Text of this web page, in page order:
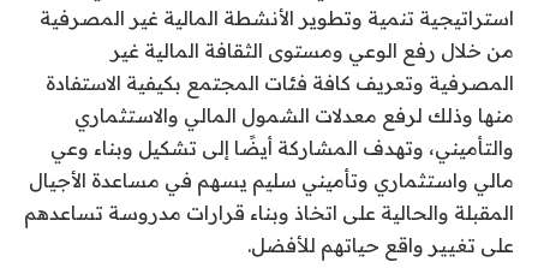
استراتيجية تنمية وتطوير الأنشطة المالية غير المصرفية
من خلال رفع الوعي ومستوى الثقافة المالية غير
المصرفية وتعريف كافة فئات المجتمع بكيفية الاستفادة
منها وذلك لرفع معدلات الشمول المالي والاستثماري
والتأميني، وتهدف المشاركة أيضًا إلى تشكيل وبناء وعي
مالي واستثماري وتأميني سليم يسهم في مساعدة الأجيال
المقبلة والحالية على اتخاذ وبناء قرارات مدروسة تساعدهم
على تغيير واقع حياتهم للأفضل.